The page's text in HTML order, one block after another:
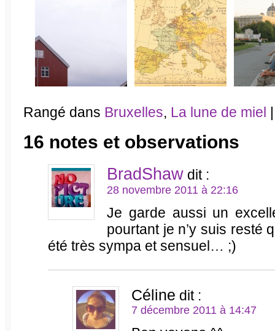
Rangé dans Bruxelles, La lune de miel |
16 notes et observations
BradShaw dit :
28 novembre 2011 à 22:16
Je garde aussi un
pourtant je n’y suis resté
été très sympa et sensuel… ;)
Céline dit :
7 décembre 2011 à 14:47